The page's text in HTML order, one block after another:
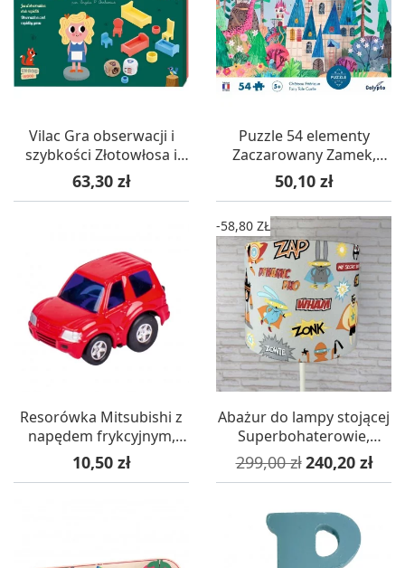
Vilac Gra obserwacji i
szybkości Złotowłosa i
Trzy Niedźwiadki +3
Cena
63,30 zł
Puzzle 54 elementy
Zaczarowany Zamek,
Calypto
Cena
50,10 zł
Resorówka Mitsubishi z
napędem frykcyjnym,
Goki
Cena
10,50 zł
Abażur do lampy stojącej
Superbohaterowie,
Lamps & Co.
Cena podstawowa
299,00 zł Cena
240,20 zł
-58,80 ZŁ